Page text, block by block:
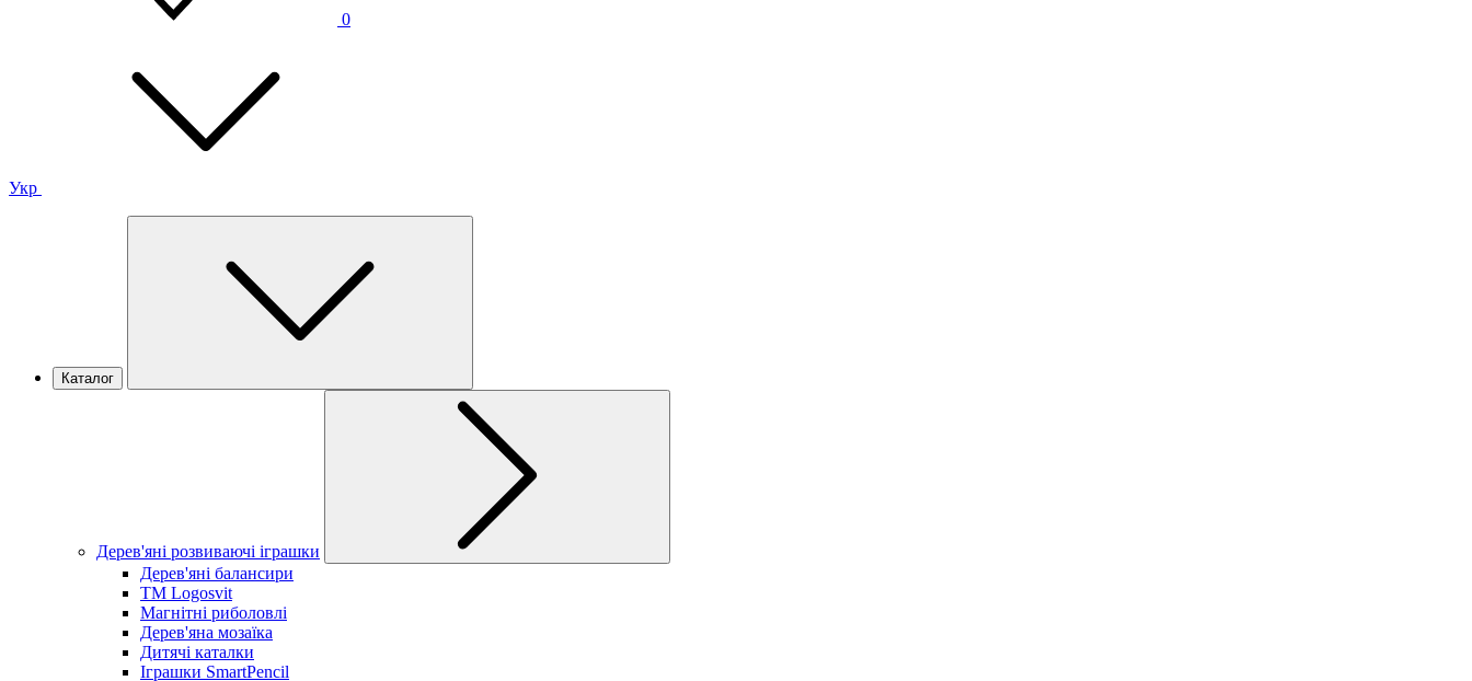
0
Укр
Каталог
Дерев'яні розвиваючі іграшки
Дерев'яні балансири
TM Logosvit
Магнітні риболовлі
Дерев'яна мозаїка
Дитячі каталки
Іграшки SmartPencil